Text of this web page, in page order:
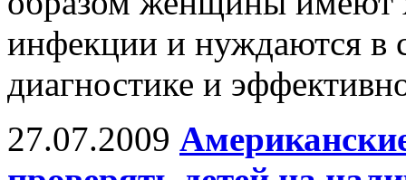
инфекции и нуждаются в
диагностике и
27.07.2009